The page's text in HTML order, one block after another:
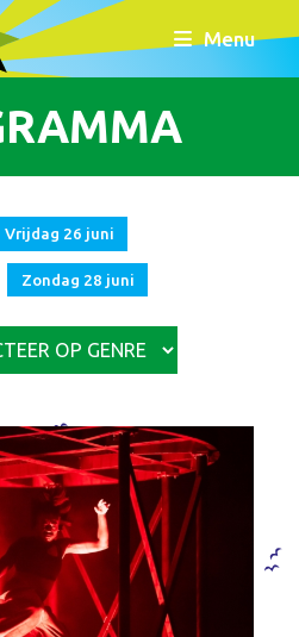
Menu
Vrijdag 26 juni
Zondag 28 juni